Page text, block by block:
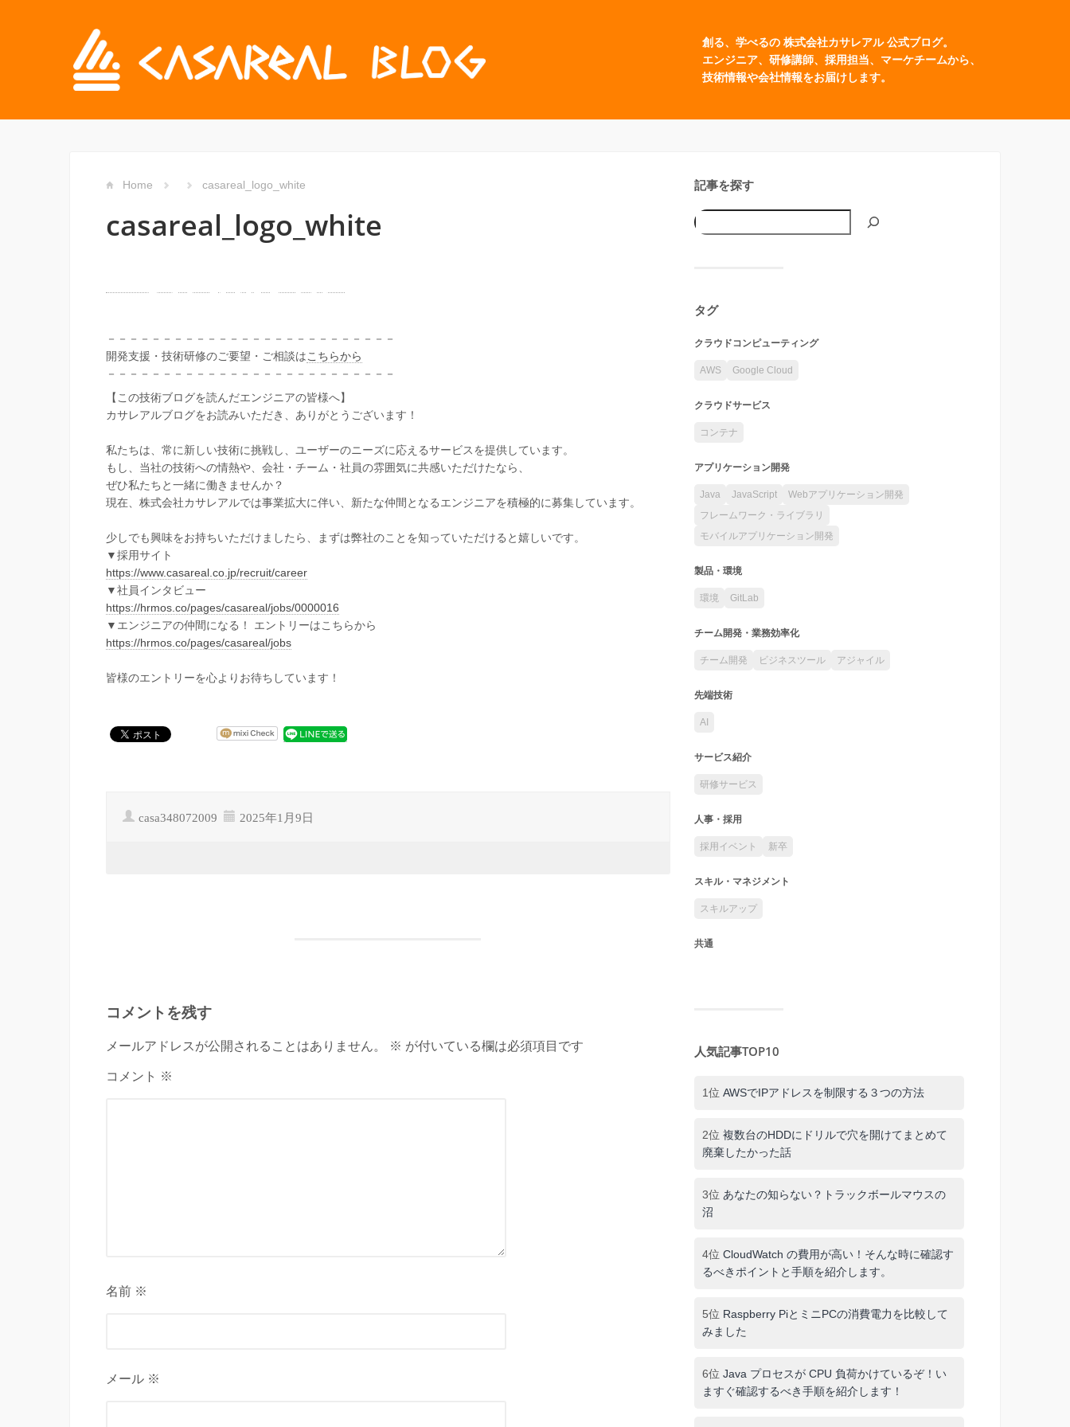
創る、学べるの 株式会社カサレアル 公式ブログ。
エンジニア、研修講師、採用担当、マーケチームから、
技術情報や会社情報をお届けします。
Home casareal_logo_white
casareal_logo_white
－－－－－－－－－－－－－－－－－－－－－－－－－－
開発支援・技術研修のご要望・ご相談はこちらから
－－－－－－－－－－－－－－－－－－－－－－－－－－
【この技術ブログを読んだエンジニアの皆様へ】
カサレアルブログをお読みいただき、ありがとうございます！
私たちは、常に新しい技術に挑戦し、ユーザーのニーズに応えるサービスを提供しています。
もし、当社の技術への情熱や、会社・チーム・社員の雰囲気に共感いただけたなら、
ぜひ私たちと一緒に働きませんか？
現在、株式会社カサレアルでは事業拡大に伴い、新たな仲間となるエンジニアを積極的に募集しています。
少しでも興味をお持ちいただけましたら、まずは弊社のことを知っていただけると嬉しいです。
▼採用サイト
https://www.casareal.co.jp/recruit/career
▼社員インタビュー
https://hrmos.co/pages/casareal/jobs/0000016
▼エンジニアの仲間になる！ エントリーはこちらから
https://hrmos.co/pages/casareal/jobs
皆様のエントリーを心よりお待ちしています！
casa348072009 2025年1月9日
コメントを残す
メールアドレスが公開されることはありません。 ※ が付いている欄は必須項目です
コメント ※
名前 ※
メール ※
記事を探す
タグ
クラウドコンピューティング
AWS Google Cloud
クラウドサービス
コンテナ
アプリケーション開発
Java JavaScript
Webアプリケーション開発
フレームワーク・ライブラリ
モバイルアプリケーション開発
製品・環境
環境 GitLab
チーム開発・業務効率化
チーム開発 ビジネスツール アジャイル
先端技術
AI
サービス紹介
研修サービス
人事・採用
採用イベント 新卒
スキル・マネジメント
スキルアップ
共通
人気記事TOP10
1位 AWSでIPアドレスを制限する３つの方法
2位 複数台のHDDにドリルで穴を開けてまとめて
廃棄したかった話
3位 あなたの知らない？トラックボールマウスの
沼
4位 CloudWatch の費用が高い！そんな時に確認す
るべきポイントと手順を紹介します。
5位 Raspberry PiとミニPCの消費電力を比較して
みました
6位 Java プロセスが CPU 負荷かけているぞ！い
ますぐ確認するべき手順を紹介します！